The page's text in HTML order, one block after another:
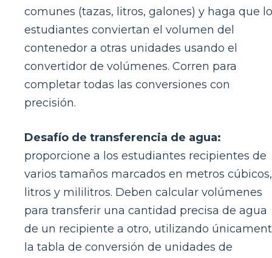
comunes (tazas, litros, galones) y haga que
estudiantes conviertan el volumen del
contenedor a otras unidades usando el
convertidor de volúmenes. Corren para
completar todas las conversiones con
precisión.
Desafío de transferencia de agua:
proporcione a los estudiantes recipientes de
varios tamaños marcados en metros cúbicos,
litros y mililitros. Deben calcular volúmenes
para transferir una cantidad precisa de agua
de un recipiente a otro, utilizando
la tabla de conversión de unidades de